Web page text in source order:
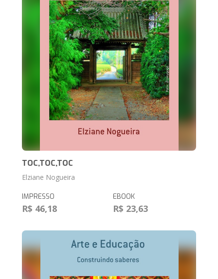
TOC,TOC,TOC
Elziane Nogueira
IMPRESSO
R$ 46,18
EBOOK
R$ 23,63